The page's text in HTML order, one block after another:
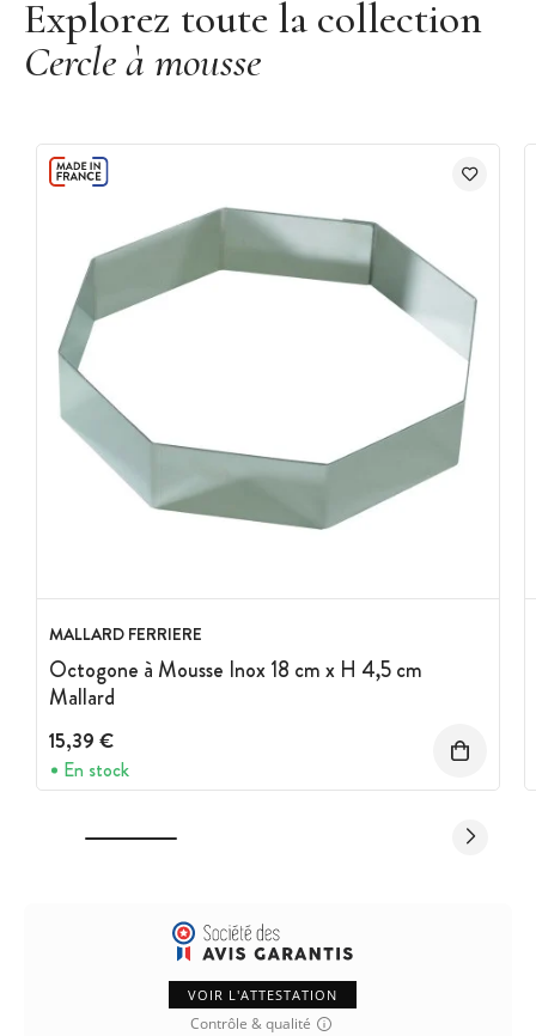
Explorez toute la collection
Cercle à mousse
MALLARD FERRIERE
Octogone à Mousse Inox 18 cm x H 4,5 cm
Mallard
15,39 €
En stock
VOIR L'ATTESTATION
Contrôle & qualité